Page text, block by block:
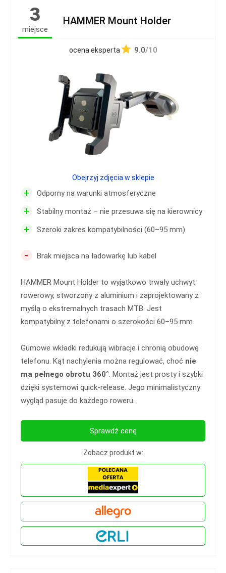
3
miejsce
HAMMER Mount Holder
ocena eksperta 9.0/10
+ Odporny na warunki atmosferyczne
+ Stabilny montaż – nie przesuwa się na kierownicy
+ Szeroki zakres kompatybilności (60–95 mm)
- Brak miejsca na ładowarkę lub kabel
HAMMER Mount Holder to wyjątkowo trwały uchwyt
rowerowy, stworzony z aluminium i zaprojektowany z
myślą o ekstremalnych trasach MTB. Jest
kompatybilny z telefonami o szerokości 60–95 mm.
Gumowe wkładki redukują wibracje i chronią obudowę
telefonu. Kąt nachylenia można regulować, choć nie
ma pełnego obrotu 360°. Montaż jest prosty i szybki
dzięki systemowi quick-release. Jego minimalistyczny
wygląd pasuje do każdego roweru.
Obejrzyj zdjęcia w sklepie
Sprawdź cenę
Zobacz produkt w: